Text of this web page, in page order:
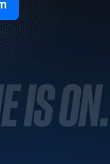
IS ON.